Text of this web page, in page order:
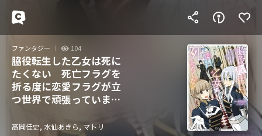
ファンタジー 104
脇役転生した乙女は死に
たくない 死亡フラグを
折る度に恋愛フラグが立
つ世界で頑張っていま
高岡佳史, 水仙あきら, マトリ